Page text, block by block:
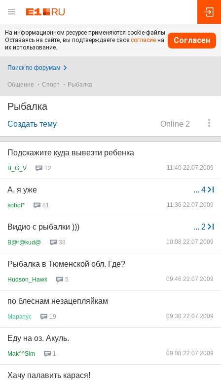
На информационном ресурсе применяются cookie-файлы.
Оставаясь на сайте, вы подтверждаете свое согласие на
их использование.
Согласен
Поиск по форумам
Общение Спорт Рыбалка
Рыбалка
Online 2
Создать тему
Подскажите куда вывезти ребенка
B_G_V 12 11:40 22.07.2009
... 4
А, я уже
sobol* 81 11:36 22.07.2009
... 2
Видио с рыбалки )))
B@r@kud@ 38 10:08 22.07.2009
Рыбалка в Тюменской обл. Где?
Hudson_Hawk 5 09:46 22.07.2009
по блеснам незацепляйкам
Маратус 19 09:30 22.07.2009
Еду на оз. Акуль.
Mak^^Sim 1 09:08 22.07.2009
Хачу палавить карася!